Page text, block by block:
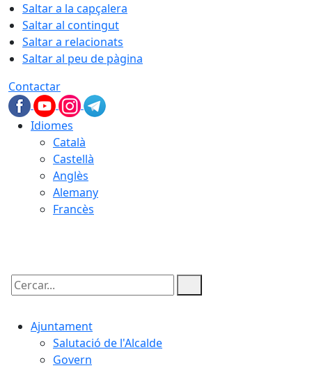
Saltar a la capçalera
Saltar al contingut
Saltar a relacionats
Saltar al peu de pàgina
Contactar
Idiomes
Català
Castellà
Anglès
Alemany
Francès
Cercar:
Ajuntament
Salutació de l'Alcalde
Govern